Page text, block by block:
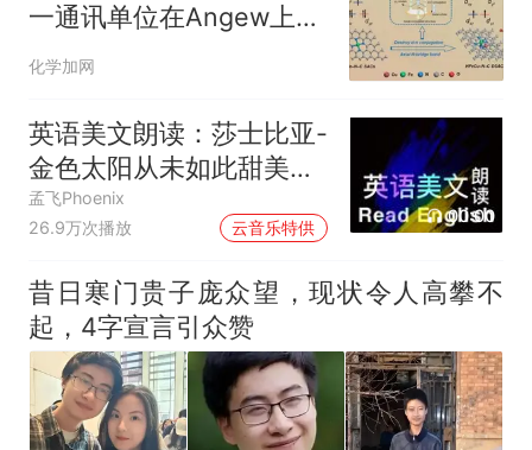
一通讯单位在Angew上发
表学术成果
化学加网
英语美文朗读：莎士比亚-
金色太阳从未如此甜美吻
过
孟飞Phoenix
26.9万次播放
云音乐特供
00:00
昔日寒门贵子庞众望，现状令人高攀不
起，4字宣言引众赞